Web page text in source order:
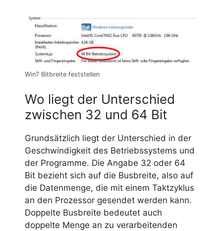
Win7 Bitbreite feststellen
Wo liegt der Unterschied
zwischen 32 und 64 Bit
Grundsätzlich liegt der Unterschied in der
Geschwindigkeit des Betriebssystems und
der Programme. Die Angabe 32 oder 64
Bit bezieht sich auf die Busbreite, also auf
die Datenmenge, die mit einem Taktzyklus
an den Prozessor gesendet werden kann.
Doppelte Busbreite bedeutet auch
doppelte Menge an zu verarbeitenden